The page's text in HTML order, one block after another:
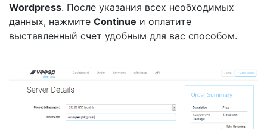
Wordpress. После указания всех необходимых
данных, нажмите Continue и оплатите
выставленный счет удобным для вас способом.